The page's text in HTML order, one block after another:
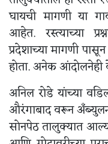
घायची मागणी या
आहेत. रस्त्याच्या
प्रदेशाच्या मागणी
होता. अनेक
अनिल रोडे यांच्या
औरंगाबाद वरून
सोनपेठ तालुक्यात